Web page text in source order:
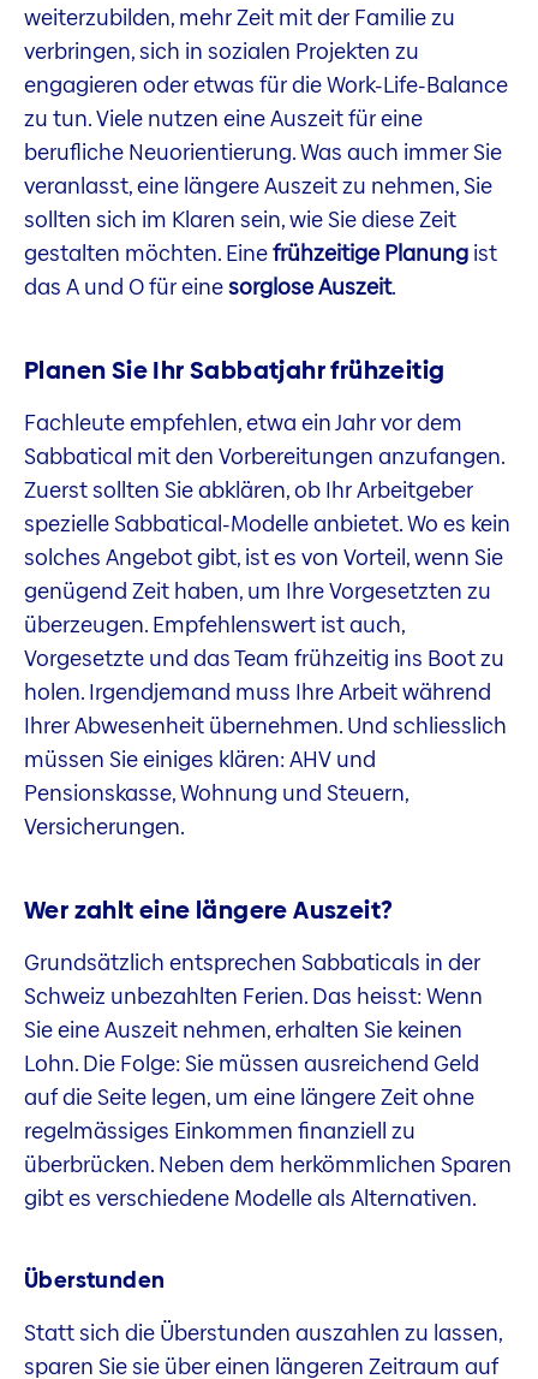
weiterzubilden, mehr Zeit mit der Familie zu
verbringen, sich in sozialen Projekten zu
engagieren oder etwas für die Work-Life-Balance
zu tun. Viele nutzen eine Auszeit für eine
berufliche Neuorientierung. Was auch immer Sie
veranlasst, eine längere Auszeit zu nehmen, Sie
sollten sich im Klaren sein, wie Sie diese Zeit
gestalten möchten. Einefrühzeitige Planung ist
das A und O für einesorglose Auszeit.
Planen Sie Ihr Sabbatjahr frühzeitig
Fachleute empfehlen, etwa ein Jahr vor dem
Sabbatical mit den Vorbereitungen anzufangen.
Zuerst sollten Sie abklären, ob Ihr Arbeitgeber
spezielle Sabbatical-Modelle anbietet. Wo es kein
solches Angebot gibt, ist es von Vorteil, wenn Sie
genügend Zeit haben, um Ihre Vorgesetzten zu
überzeugen. Empfehlenswert ist auch,
Vorgesetzte und das Team frühzeitig ins Boot zu
holen. Irgendjemand muss Ihre Arbeit während
Ihrer Abwesenheit übernehmen. Und schliesslich
müssen Sie einiges klären: AHV und
Pensionskasse, Wohnung und Steuern,
Versicherungen.
Wer zahlt eine längere Auszeit?
Grundsätzlich entsprechen Sabbaticals in der
Schweiz unbezahlten Ferien. Das heisst: Wenn
Sie eine Auszeit nehmen, erhalten Sie keinen
Lohn. Die Folge: Sie müssen ausreichend Geld
auf die Seite legen, um eine längere Zeit ohne
regelmässiges Einkommen finanziell zu
überbrücken. Neben dem herkömmlichen Sparen
gibt es verschiedene Modelle als Alternativen.
Überstunden
Statt sich die Überstunden auszahlen zu lassen,
sparen Sie sie über einen längeren Zeitraum auf